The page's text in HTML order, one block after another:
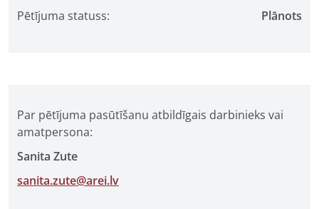
Pētījuma statuss:
Plānots
Par pētījuma pasūtīšanu atbildīgais darbinieks vai
amatpersona:
Sanita Zute
sanita.zute@arei.lv